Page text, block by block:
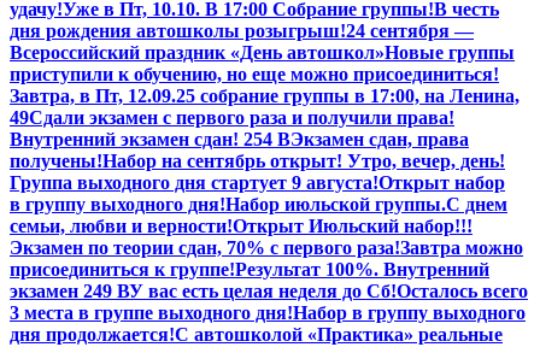
удачу!Уже в Пт, 10.10. В 17:00 Собрание группы!В честь
дня рождения автошколы розыгрыш!24 сентября —
Всероссийский праздник «День автошкол»Новые группы
приступили к обучению, но еще можно присоединиться!
Завтра, в Пт, 12.09.25 собрание группы в 17:00, на Ленина,
49Сдали экзамен с первого раза и получили права!
Внутренний экзамен сдан! 254 ВЭкзамен сдан, права
получены!Набор на сентябрь открыт! Утро, вечер, день!
Группа выходного дня стартует 9 августа!Открыт набор
в группу выходного дня!Набор июльской группы.С днем
семьи, любви и верности!Открыт Июльский набор!!!
Экзамен по теории сдан, 70% с первого раза!Завтра можно
присоединиться к группе!Результат 100%. Внутренний
экзамен 249 ВУ вас есть целая неделя до Сб!Осталось всего
3 места в группе выходного дня!Набор в группу выходного
дня продолжается!С автошколой «Практика» реальные